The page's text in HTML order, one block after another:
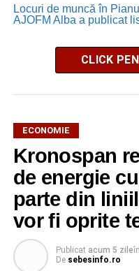
Locuri de muncă în
AJOFM Alba a publicat
CLICK
ECONOMIE
Kronospan
de energie
parte din
vor fi oprite
Publicat acum 5 zileîn
De sebesinfo.ro